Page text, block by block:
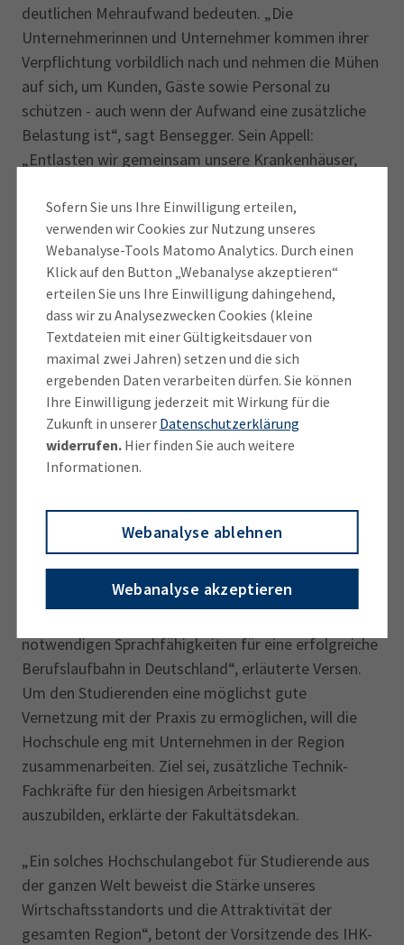
Sofern Sie uns Ihre Einwilligung erteilen,
verwenden wir Cookies zur Nutzung unseres
Webanalyse-Tools Matomo Analytics. Durch einen
Klick auf den Button „Webanalyse akzeptieren“
erteilen Sie uns Ihre Einwilligung dahingehend,
dass wir zu Analysezwecken Cookies (kleine
Textdateien mit einer Gültigkeitsdauer von
maximal zwei Jahren) setzen und die sich
ergebenden Daten verarbeiten dürfen. Sie können
Ihre Einwilligung jederzeit mit Wirkung für die
Zukunft in unserer Datenschutzerklärung
widerrufen.Hier finden Sie auch weitere
Informationen.
Webanalyse ablehnen
Webanalyse akzeptieren
deutlichen Mehraufwand bedeuten. „Die
Unternehmerinnen und Unternehmer kommen ihrer
Verpflichtung vorbildlich nach und nehmen die Mühen
auf sich, um Kunden, Gäste sowie Personal zu
schützen - auch wenn der Aufwand eine zusätzliche
Belastung ist“, sagt Bensegger. Sein Appell:
„Entlasten wir gemeinsam unsere Krankenhäuser,
Wirtschaft! Das beste Mittel dazu ist, sich für eine
Impfung zu entscheiden.“
Weiteres Thema der Ausschusssitzung war der neue
Studien-gang International Bachelor of Engineering,
den die Technische Hochschule Rosenheim ab dem
Sommersemester 2023 anbieten wird. Martin Versen,
Dekan der Fakultät für Ingenieur-wissenschaften,
stellte den Aufbau sowie die geplanten Inhalte des
Pionierprojekts „International Technology Studies @
TH Rosenheim“ vor: Während der ersten drei
Semester, die in Englisch stattfinden, verbessern die
Deutschkenntnisse, um das Studium ab dem vierten
Semester auf Deutsch fortzusetzen. Dieses Modell
gebe es bislang an keiner anderen Hochschule in
Deutschland. „Wir vermitteln nicht nur die
notwendigen Sprachfähigkeiten für eine erfolgreiche
Berufslaufbahn in Deutschland“, erläuterte Versen.
Um den Studierenden eine möglichst gute
Vernetzung mit der Praxis zu ermöglichen, will die
Hochschule eng mit Unternehmen in der Region
zusammenarbeiten. Ziel sei, zusätzliche Technik-
Fachkräfte für den hiesigen Arbeitsmarkt
auszubilden, erklärte der Fakultätsdekan.
„Ein solches Hochschulangebot für Studierende aus
der ganzen Welt beweist die Stärke unseres
Wirtschaftsstandorts und die Attraktivität der
gesamten Region“, betont der Vorsitzende des IHK-